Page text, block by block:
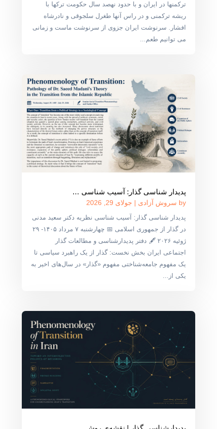
ترکمنها در ایران و با حدود نهصد سال حکومت ترکها با
ریشه ترکمنی و در راس آنها طغرل سلجوقی و نادرشاه
افشار. سرنوشت ایران جزوی از سرنوشت ماست و زمانی
می توانیم طعم...
پدیدار شناسی گذار: آسیب شناسی …
by سروش آزادی | جولای 29, 2026
پدیدار شناسی گذار: آسیب شناسی نظریه دکتر سعید مدنی
در گذار از جمهوری اسلامی 📅 چهارشنبه ۷ مرداد ۱۴۰۵- ۲۹
ژوئیه ۲۰۲۶ 🖋 دفتر پدیدارشناسی و مطالعات گذار
اجتماعی ایران بخش نخست: گذار از یک راهبرد سیاسی تا
یک مفهوم جامعه‌شناختی مفهوم «گذار» در سال‌های اخیر به
یکی از...